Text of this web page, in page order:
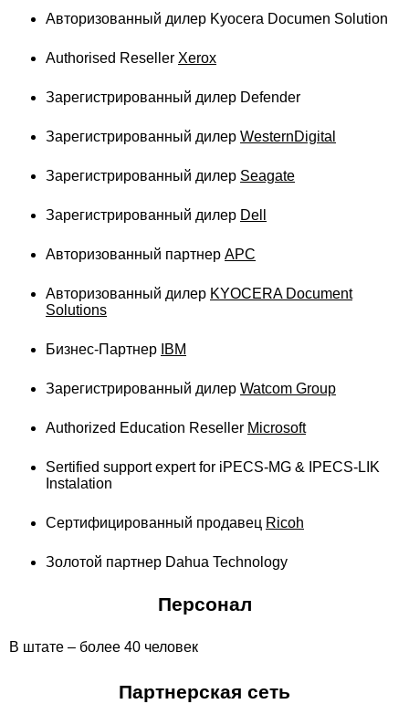
Добрый день!
Нужна удаленная техподдержка
Нужно отвезти оборудование или документы
данных
Авторизованный дилер Kyocera Documen Solution
Authorised Reseller Xerox
Зарегистрированный дилер Defender
Зарегистрированный дилер WesternDigital
Зарегистрированный дилер Seagate
Зарегистрированный дилер Dell
Авторизованный партнер APC
Авторизованный дилер KYOCERA Document
Solutions
Бизнес-Партнер IBM
Зарегистрированный дилер Watcom Group
Authorized Education Reseller Microsoft
Sertified support expert for iPECS-MG & IPECS-LIK
Instalation
Сертифицированный продавец Ricoh
Золотой партнер Dahua Technology
Персонал
В штате – более 40 человек
Партнерская сеть